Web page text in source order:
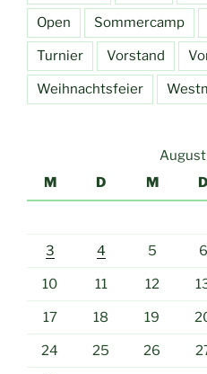
Open Sommercamp
Turnier Vorstand
Weihnachtsfeier
M
D M D
3 4 5 6
10 11 12
17 18 19
24 25 26